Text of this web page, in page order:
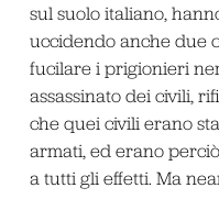
sul suolo italiano,
uccidendo anche due
fucilare i prigionieri
assassinato dei civili,
che quei civili erano
armati, ed erano
a tutti gli effetti. Ma